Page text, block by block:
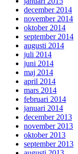
december 2014
november 2014
oktober 2014
september 2014
augusti 2014
juli 2014
juni 2014
maj 2014
april 2014
mars 2014
februari 2014
januari 2014
december 2013
november 2013
oktober 2013
september 2013